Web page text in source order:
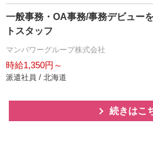
一般事務・OA事務/事務デビュー
トスタッフ
マンパワーグループ株式会社
時給1,350円～
派遣社員 / 北海道
続きはこ